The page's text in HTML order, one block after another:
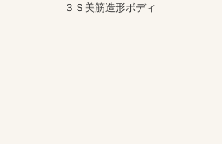
３Ｓ美筋造形ボディ